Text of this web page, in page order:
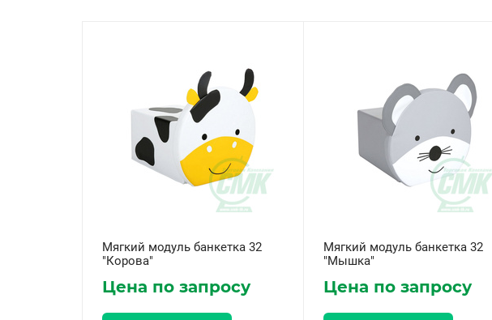
Мягкий модуль банкетка 32
"Корова"
Цена по запросу
Мягкий модуль банкетка 32
"Мышка"
Цена по запросу